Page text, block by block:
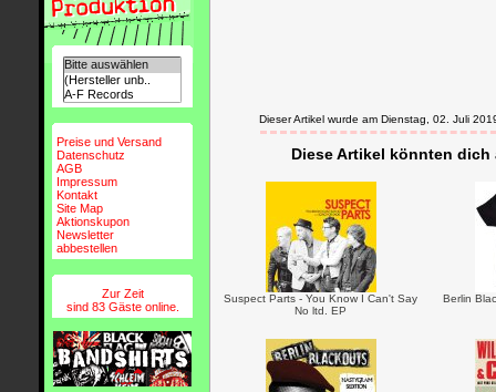
Preise und Versand
Datenschutz
AGB
Impressum
Kontakt
Site Map
Aktionskupon
Newsletter
abbestellen
Zur Zeit
sind 83 Gäste online.
Dieser Artikel wurde am Dienstag, 02. Juli
Diese Artikel könnten
Suspect Parts - You Know I Can't Say
No ltd. EP
Berlin